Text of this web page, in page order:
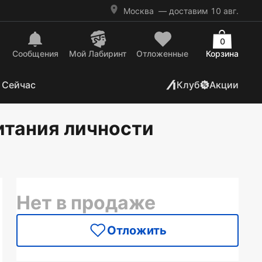
Москва — доставим 10 авг.
Сообщения Mой Лабиринт Отложенные Корзина
0
Клуб Акции
личности
Нет в продаже
Отложить